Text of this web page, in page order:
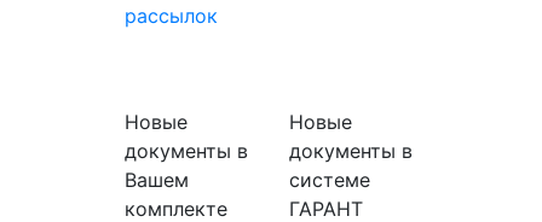
рассылок
Новые
документы в
Вашем
комплекте
Новые
документы в
системе
ГАРАНТ